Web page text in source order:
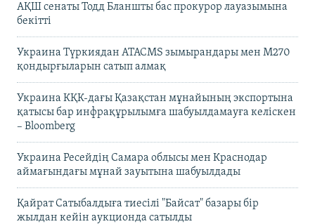
АҚШ сенаты Тодд Бланшты бас прокурор лауазымына
бекітті
Украина Түркиядан ATACMS зымырандары мен M270
қондырғыларын сатып алмақ
Украина КҚК-дағы Қазақстан мұнайының экспортына
қатысы бар инфрақұрылымға шабуылдамауға келіскен
– Bloomberg
Украина Ресейдің Самара облысы мен Краснодар
аймағындағы мұнай зауытына шабуылдады
Қайрат Сатыбалдыға тиесілі "Байсат" базары бір
жылдан кейін аукционда сатылды